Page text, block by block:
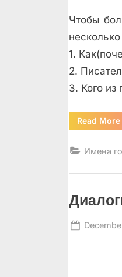
Чтобы
1.
2.
3. Кого из
Read More
Имена
Posted